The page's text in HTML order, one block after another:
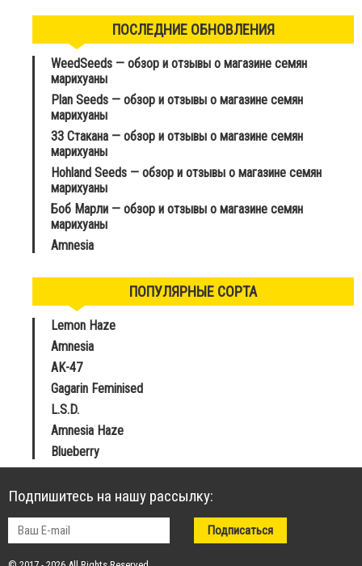
ПОСЛЕДНИЕ ОБНОВЛЕНИЯ
WeedSeeds — обзор и отзывы о магазине семян
марихуаны
Plan Seeds — обзор и отзывы о магазине семян
марихуаны
33 Стакана — обзор и отзывы о магазине семян
марихуаны
Hohland Seeds — обзор и отзывы о магазине семян
марихуаны
Боб Марли — обзор и отзывы о магазине семян
марихуаны
Amnesia
ПОПУЛЯРНЫЕ СОРТА
Lemon Haze
Amnesia
AK-47
Gagarin Feminised
L.S.D.
Amnesia Haze
Blueberry
Подпишитесь на нашу рассылку: